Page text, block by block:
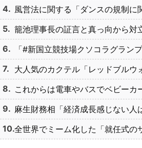
風営法に関する「ダンスの規制に
籠池理事長の証言と真っ向から対
「#新国立競技場クソコラグラン
大人気のカクテル「レッドブルウ
これからは電車やバスでベビーカ
麻生財務相「経済成長感じない
全世界でミーム化した「就任式の